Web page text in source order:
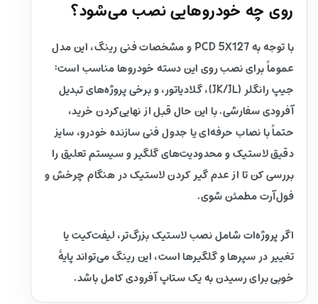
روی چه خودروهایی نصب می‌شود؟
با توجه به PCD 5X127 و مشخصات فنی رینگ، این مدل
عموماً برای نصب روی این دسته خودروها مناسب است:
جیپ رانگلر (JK/JL)، گلادیاتور، و برخی پروژه‌های تبدیل
آفرودی سفارشی. با این حال قبل از نهایی‌کردن خرید،
حتماً با نصاب حرفه‌ای یا جدول فنی سازنده خودرو، سایز
دقیق لاستیک و محدودیت‌های گلگیر و سیستم تعلیق را
بررسی کن تا از عدم گیر کردن لاستیک در هنگام چرخش و
فول‌آرت مطمئن شوی.
اگر پروژه‌ات شامل نصب لاستیک بزرگ‌تر، لیفت‌کیت یا
تغییر در سپرها و گلگیرها است، این رینگ می‌تواند پایهٔ
خوبی برای رسیدن به یک ستاپ آفرودی کامل باشد.